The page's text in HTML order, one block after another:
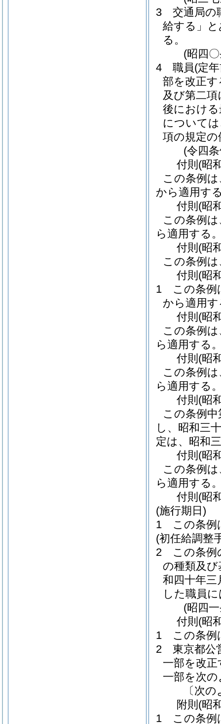
3
交通局の
給する」
る。
(昭四
4
職員(定
部を改正す
及び第二
後におけ
について
項の規定
(令四
付則 (昭
この条例
から適用す
付則 (昭
この条例
ら適用する
付則 (昭
この条例
付則 (昭
1
この条例
から適用
付則 (昭
この条例
ら適用する
付則 (昭
この条例
ら適用する
付則 (昭
この条例
し、昭和三
定は、昭和
付則 (昭
この条例
ら適用する
付則 (昭
(施行期日)
1
この条例
(初任給調整
2
この条例
の種類及
和四十年三
した職員
(昭四
付則 (昭
1
この条例
2
東京都公
一部を改
一部を次
〔次
附則 (昭
1
この条例